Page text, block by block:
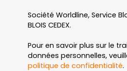
Société Worldline, Service
BLOIS CEDEX.
Pour en savoir plus sur le
données personnelles,
politique de confidentialité.